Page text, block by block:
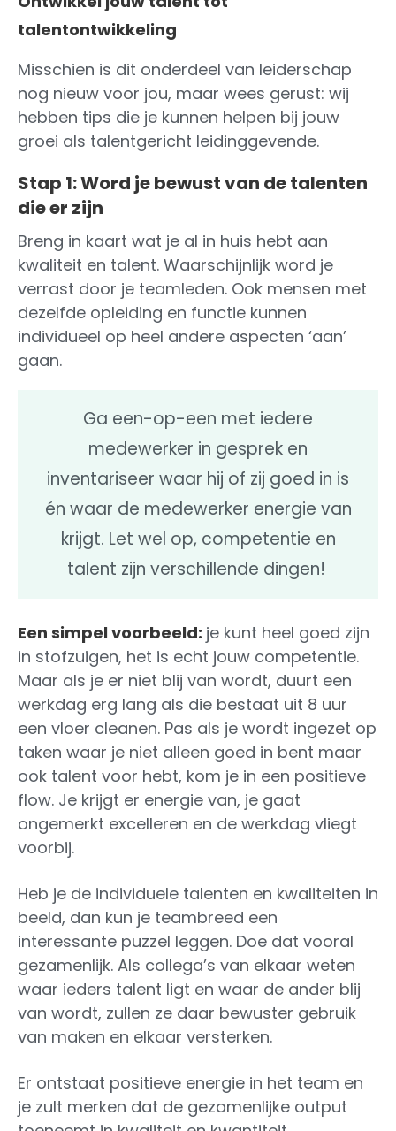
talentontwikkeling
Misschien is dit onderdeel van leiderschap
nog nieuw voor jou, maar wees gerust: wij
hebben tips die je kunnen helpen bij jouw
groei als talentgericht leidinggevende.
Stap 1: Word je bewust van de talenten
die er zijn
Breng in kaart wat je al in huis hebt aan
kwaliteit en talent. Waarschijnlijk word je
verrast door je teamleden. Ook mensen met
dezelfde opleiding en functie kunnen
individueel op heel andere aspecten ‘aan’
gaan.
Ga een-op-een met iedere
medewerker in gesprek en
inventariseer waar hij of zij goed in is
én waar de medewerker energie van
krijgt. Let wel op, competentie en
talent zijn verschillende dingen!
Een simpel voorbeeld: je kunt heel goed zijn
in stofzuigen, het is echt jouw competentie.
Maar als je er niet blij van wordt, duurt een
werkdag erg lang als die bestaat uit 8 uur
een vloer cleanen. Pas als je wordt ingezet op
taken waar je niet alleen goed in bent maar
ook talent voor hebt, kom je in een positieve
flow. Je krijgt er energie van, je gaat
ongemerkt excelleren en de werkdag vliegt
voorbij.
Heb je de individuele talenten en kwaliteiten in
beeld, dan kun je teambreed een
interessante puzzel leggen. Doe dat vooral
gezamenlijk. Als collega’s van elkaar weten
waar ieders talent ligt en waar de ander blij
van wordt, zullen ze daar bewuster gebruik
van maken en elkaar versterken.
Er ontstaat positieve energie in het team en
je zult merken dat de gezamenlijke output